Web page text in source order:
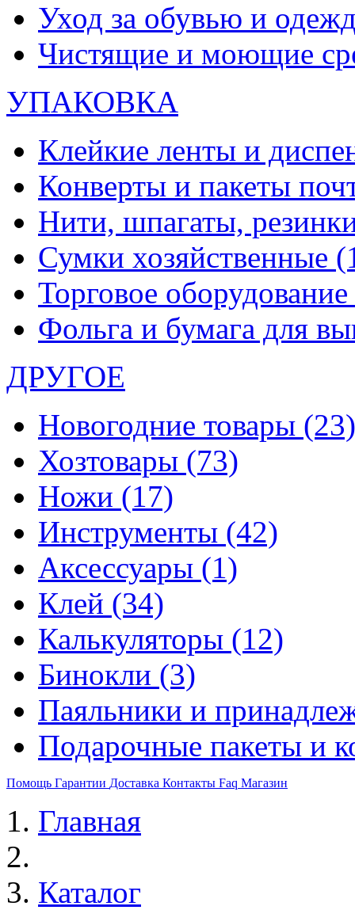
Уход за обувью и
Чистящие и моющие
УПАКОВКА
Клейкие ленты и
Конверты и пакеты
Нити, шпагаты,
Сумки хозяйственные
Торговое оборудование
Фольга и бумага для
ДРУГОЕ
Новогодние товары (23)
Хозтовары (73)
Ножи (17)
Инструменты (42)
Аксессуары (1)
Клей (34)
Калькуляторы (12)
Бинокли (3)
Паяльники и
Подарочные пакеты и
Помощь Гарантии Доставка Контакты Faq Магазин
Главная
Каталог